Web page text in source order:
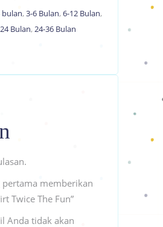
bulan, 3-6 Bulan, 6-12 Bulan,
Bulan, 24-36 Bulan
pertama memberikan
Twice The Fun”
Anda tidak akan